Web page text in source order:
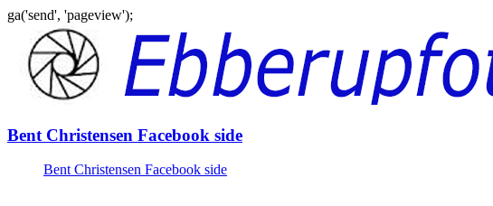
ga('send', 'pageview');
indhold
Bent Christensen Facebook side
Bent Christensen Facebook side